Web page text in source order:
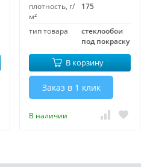
плотность, г/
м²
175
тип товара
стеклообои
под покраску
В корзину
Заказ в 1 клик
В наличии